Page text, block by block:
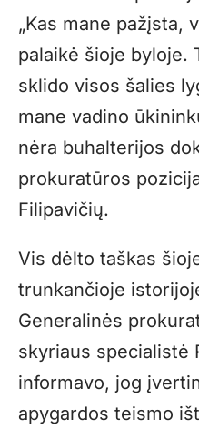
„Kas mane pažįsta,
palaikė šioje byloje.
sklido visos šalies
mane vadino
nėra buhalterijos
prokuratūros
Filipavičių.
Vis dėlto taškas
trunkančioje
Generalinės
skyriaus specialistė
informavo, jog
apygardos teismo